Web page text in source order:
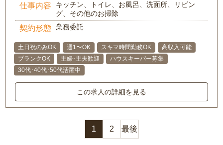
仕事内容
キッチン、トイレ、お風呂、洗面所、リビン
グ、その他のお掃除
契約形態 業務委託
土日祝のみOK 週1〜OK スキマ時間勤務OK
高収入可能
ブランクOK
主婦･主夫歓迎
ハウスキーパー募集
30代･40代･50代活躍中
この求人の詳細を見る
1 2 最後